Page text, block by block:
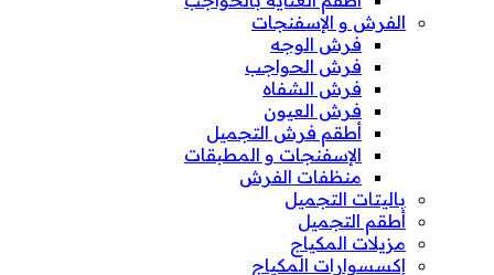
الفرش و الإسفنجات
فرش الوجه
فرش الحواجب
فرش الشفاه
فرش العيون
أطقم فرش التجميل
الإسفنجات و المطبقات
منظفات الفرش
باليتات التجميل
أطقم التجميل
مزيلات المكياج
إكسسوارات المكياج